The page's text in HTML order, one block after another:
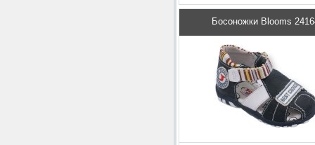
Босоножки Blooms